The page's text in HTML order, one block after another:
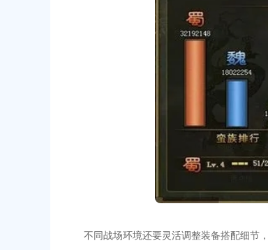
不同战场环境还要灵活调整装备搭配细节